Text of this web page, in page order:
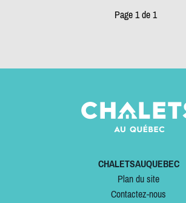
Page 1 de 1
CHALETSAUQUEBEC
Plan du site
Contactez-nous